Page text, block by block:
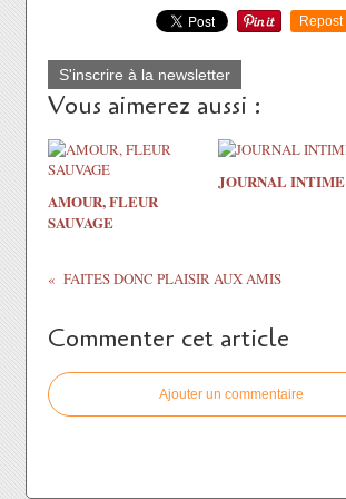
Repost
S'inscrire à la newsletter
Vous aimerez aussi :
AMOUR, FLEUR
SAUVAGE
JOURNAL INTIME
FAITES DONC PLAISIR AUX AMIS
Commenter cet article
Ajouter un commentaire